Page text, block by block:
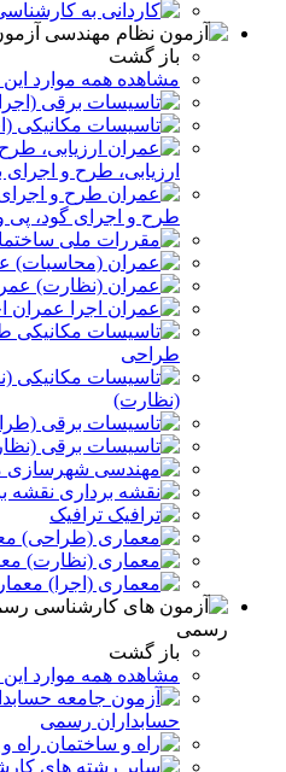
باز گشت
مشاهده همه موارد
ارزیابی، طرح و
طرح و اجرای گود، پی
عمران
طراحی
(نظارت)
نقشه
ترافیک
رسمی
باز گشت
مشاهده همه موارد
حسابداران رسمی
راه